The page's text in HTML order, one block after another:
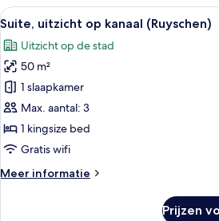
Alle
foto's
voor
Suite,
uitzicht
op
kanaal
(Ruyschen)
Een
11
Suite, uitzicht op kanaal (Ruyschen)
Uitzicht op de stad
50 m²
1 slaapkamer
Max. aantal: 3
1 kingsize bed
Gratis wifi
Meer informatie
Meer
Prijzen